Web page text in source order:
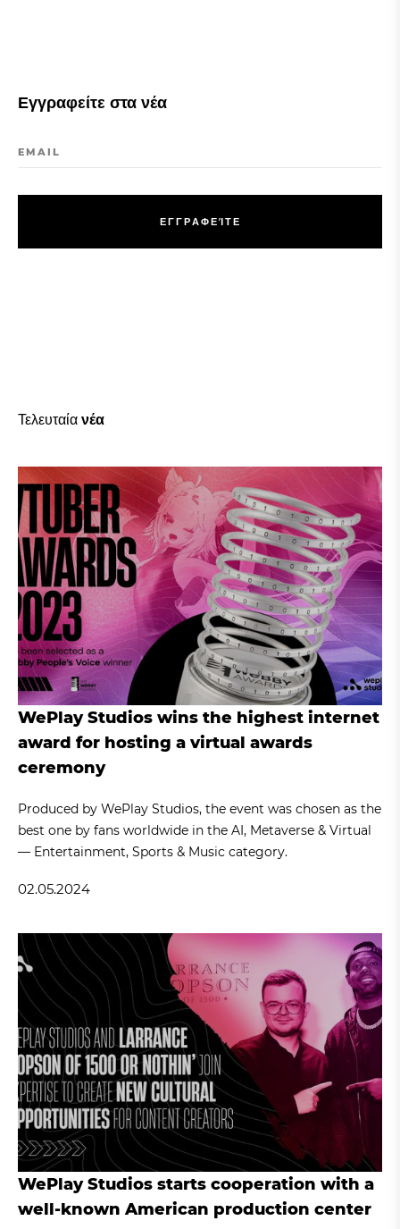
Εγγραφείτε στα νέα
EMAIL
ΕΓΓΡΑΦΕΊΤΕ
Τελευταία νέα
WePlay Studios wins the highest internet
award for hosting a virtual awards
ceremony
Produced by WePlay Studios, the event was chosen as the
best one by fans worldwide in the AI, Metaverse & Virtual
— Entertainment, Sports & Music category.
02.05.2024
WePlay Studios starts cooperation with a
well-known American production center